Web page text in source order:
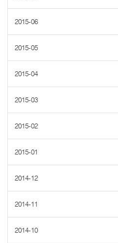
2015-06
2015-05
2015-04
2015-03
2015-02
2015-01
2014-12
2014-11
2014-10